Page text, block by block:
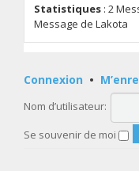
Statistiques : 2
Message de Lakota
Connexion •
Nom d’utilisateur:
Se souvenir de moi